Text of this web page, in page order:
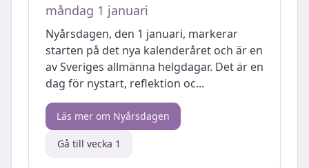
måndag 1 januari
Nyårsdagen, den 1 januari, markerar
starten på det nya kalenderåret och är en
av Sveriges allmänna helgdagar. Det är en
dag för nystart, reflektion oc...
Läs mer om Nyårsdagen
Gå till vecka 1